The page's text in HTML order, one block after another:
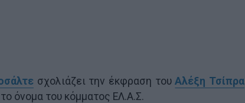
σχολιάζει την έκφραση τουΑλέξη Τσίπρα
όνομα του κόμματος ΕΛ.Α.Σ.